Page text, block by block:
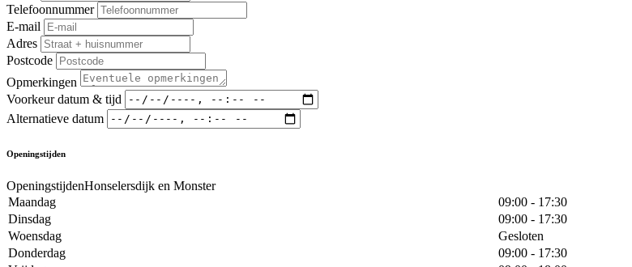
Telefoonnummer
E-mail
Adres
Postcode
Opmerkingen
Voorkeur datum & tijd
Alternatieve datum
Openingstijden
OpeningstijdenHonselersdijk en Monster
Maandag
09:00 - 17:30
Dinsdag
09:00 - 17:30
Woensdag
Gesloten
Donderdag
09:00 - 17:30